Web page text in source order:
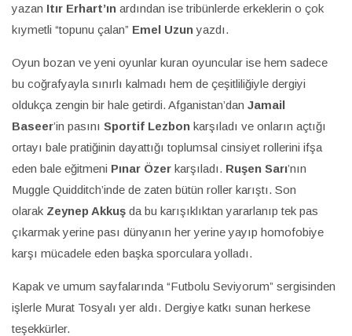
yazan Itır Erhart’ın ardından ise tribünlerde erkeklerin o çok
kıymetli “topunu çalan” Emel Uzunyazdı.
Oyun bozan ve yeni oyunlar kuran oyuncular ise hem sadece
bu coğrafyayla sınırlı kalmadı hem de çeşitliliğiyle dergiyi
oldukça zengin bir hale getirdi. Afganistan’dan Jamail
Baseer’in pasını Sportif Lezbon karşıladı ve onların açtığı
ortayı bale pratiğinin dayattığı toplumsal cinsiyet rollerini ifşa
eden bale eğitmeni Pınar Özer karşıladı. Ruşen Sarı’nın
Muggle Quidditch’inde de zaten bütün roller karıştı. Son
olarak Zeynep Akkuş da bu karışıklıktan yararlanıp tek pas
çıkarmak yerine pası dünyanın her yerine yayıp homofobiye
karşı mücadele eden başka sporculara yolladı.
Kapak ve umum sayfalarında “Futbolu Seviyorum” sergisinden
işlerle Murat Tosyalı yer aldı. Dergiye katkı sunan herkese
teşekkürler.